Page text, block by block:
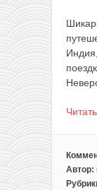
Автор: